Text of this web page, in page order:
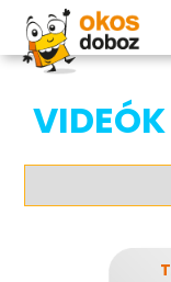
VIDEÓK